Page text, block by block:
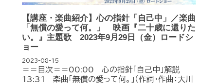
【講座・楽曲紹介】心の指針「自己中」／楽曲
「無償の愛って何。」 映画『二十歳に還りた
い。』主題歌 2023年9月29日（金）ロードシ
ョー
2023-08-15
＝＝目次＝＝00:00 心の指針「自己中」解説
13:31 楽曲「無償の愛って何。」（作詞・作曲：大川